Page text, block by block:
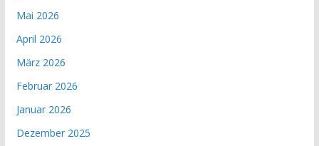
Mai 2026
April 2026
März 2026
Februar 2026
Januar 2026
Dezember 2025